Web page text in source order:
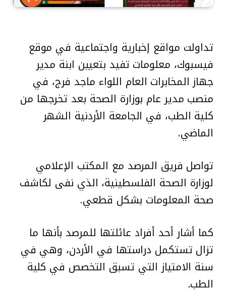
تداولت مواقع إخبارية واجتماعية في موقع
فيسبوك، معلومات تفيد بتعيين ابنة مدير
جهاز المخابرات العام اللواء ماجد فرج، في
منصب مدير عام بوزارة الصحة بعد تخرجها من
كلية الطب، في الجامعة الأردنية الشهر
الماضي.
تواصل فريق المرصد مع المكتب الإعلامي
لوزارة الصحة الفلسطينية، الذي نفى لكاشف
صحة المعلومات بشكل قطعي.
كما أشار أحد أفراد عائلتها للمرصد بأنها ما
تزال تستكمل دراستها في الأردن، وهي في
سنة الامتياز التي تسبق التخصص في كلية
الطب.